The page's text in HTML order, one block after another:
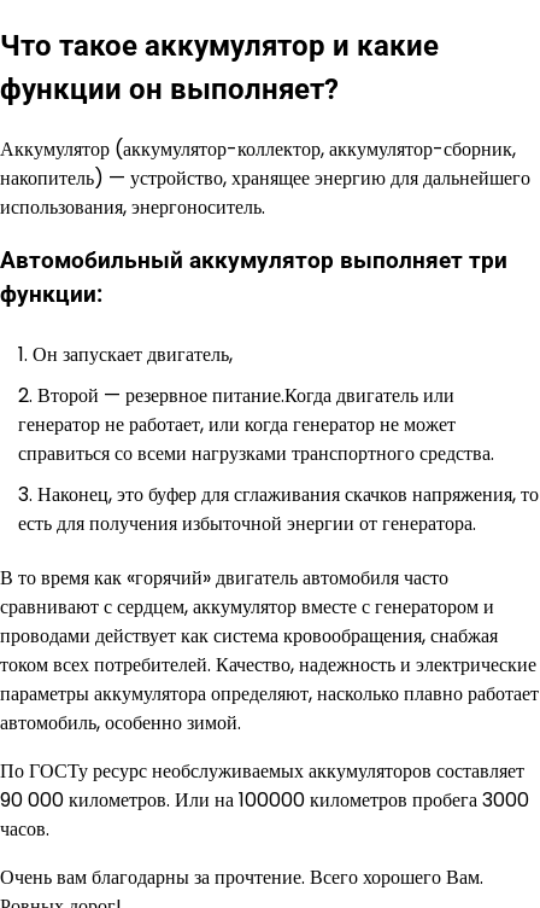
Что такое аккумулятор и какие
функции он выполняет?
Аккумулятор (аккумулятор-коллектор, аккумулятор-сборник,
накопитель) — устройство, хранящее энергию для дальнейшего
использования, энергоноситель.
Автомобильный аккумулятор выполняет три
функции:
Он запускает двигатель,
Второй — резервное питание.Когда двигатель или
генератор не работает, или когда генератор не может
справиться со всеми нагрузками транспортного средства.
Наконец, это буфер для сглаживания скачков напряжения, то
есть для получения избыточной энергии от генератора.
В то время как «горячий» двигатель автомобиля часто
сравнивают с сердцем, аккумулятор вместе с генератором и
проводами действует как система кровообращения, снабжая
током всех потребителей. Качество, надежность и электрические
параметры аккумулятора определяют, насколько плавно работает
автомобиль, особенно зимой.
По ГОСТу ресурс необслуживаемых аккумуляторов составляет
90 000 километров. Или на 100000 километров пробега 3000
часов.
Очень вам благодарны за прочтение. Всего хорошего Вам.